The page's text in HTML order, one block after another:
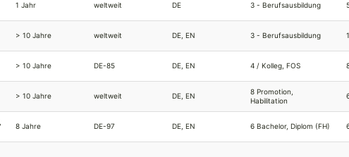
1 Jahr weltweit DE 3 - Berufsausbildung
> 10 Jahre weltweit DE, EN 3 - Berufsausbildung
> 10 Jahre DE-85 DE, EN 4 / Kolleg, FOS
> 10 Jahre weltweit DE, EN
8 Promotion,
Habilitation
8 Jahre DE-97 DE, EN 6 Bachelor, Diplom (FH)